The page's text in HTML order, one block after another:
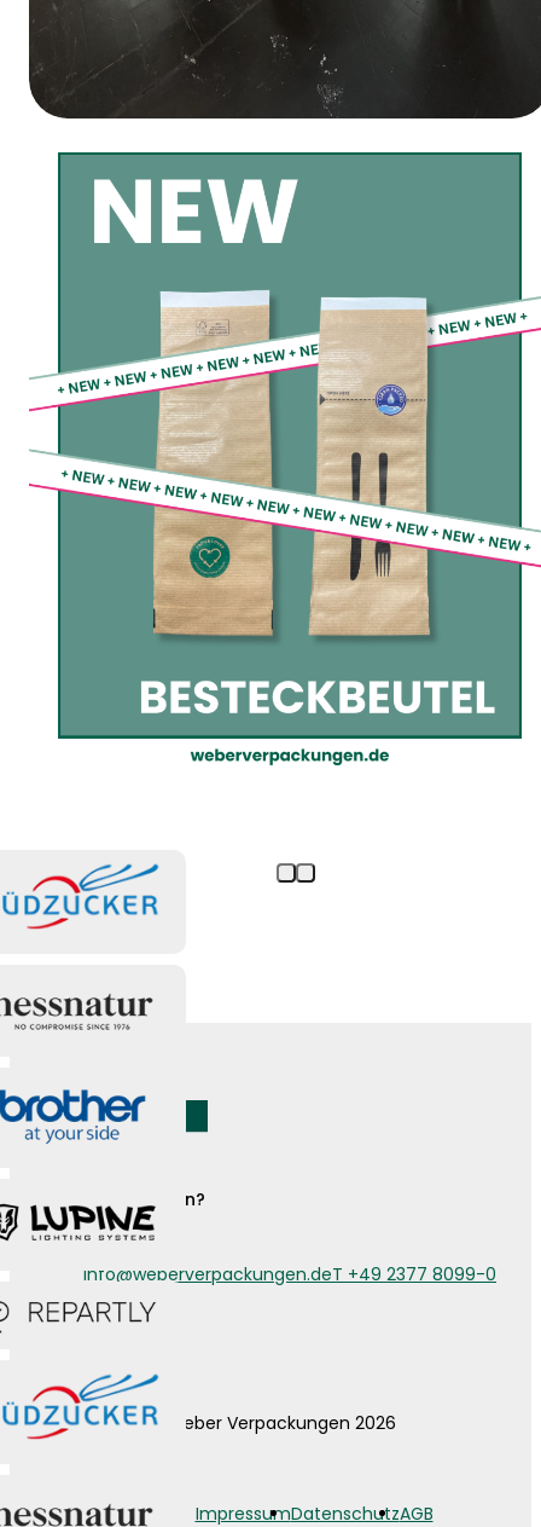
Heute geht’s los – INTERPACK!
Noch Fragen?
info@weberverpackungen.deT +49 2377 8099-0
© Weber Verpackungen 2026
ImpressumDatenschutzAGB